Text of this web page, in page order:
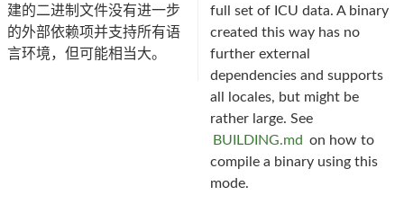
建的二进制文件没有进一步
的外部依赖项并支持所有语
言环境，但可能相当大。
full set of ICU data. A binary
created this way has no
further external
dependencies and supports
all locales, but might be
rather large. See
BUILDING.md on how to
compile a binary using this
mode.